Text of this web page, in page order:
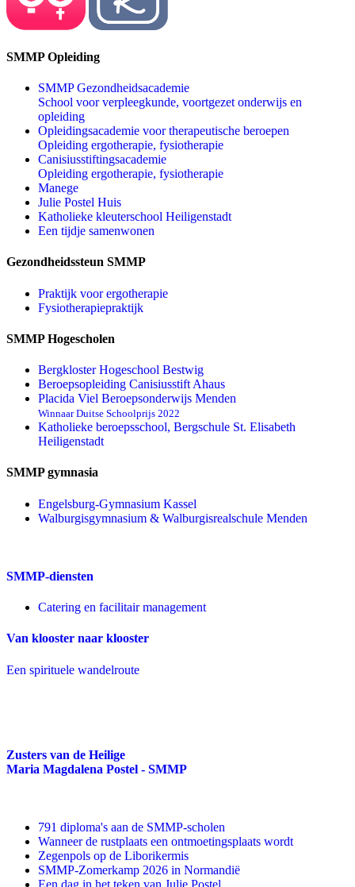
SMMP Opleiding
SMMP Gezondheidsacademie
School voor verpleegkunde, voortgezet onderwijs en
opleiding
Opleidingsacademie voor therapeutische beroepen
Opleiding ergotherapie, fysiotherapie
Canisiusstiftingsacademie
Opleiding ergotherapie, fysiotherapie
Manege
Julie Postel Huis
Katholieke kleuterschool Heiligenstadt
Een tijdje samenwonen
Gezondheidssteun SMMP
Praktijk voor ergotherapie
Fysiotherapiepraktijk
SMMP Hogescholen
Bergkloster Hogeschool Bestwig
Beroepsopleiding Canisiusstift Ahaus
Placida Viel Beroepsonderwijs Menden
Winnaar Duitse Schoolprijs 2022
Katholieke beroepsschool, Bergschule St. Elisabeth
Heiligenstadt
SMMP gymnasia
Engelsburg-Gymnasium Kassel
Walburgisgymnasium & Walburgisrealschule Menden
SMMP-diensten
Catering en facilitair management
Van klooster naar klooster
Een spirituele wandelroute
Zusters van de Heilige
Maria Magdalena Postel - SMMP
791 diploma's aan de SMMP-scholen
Wanneer de rustplaats een ontmoetingsplaats wordt
Zegenpols op de Liborikermis
SMMP-Zomerkamp 2026 in Normandië